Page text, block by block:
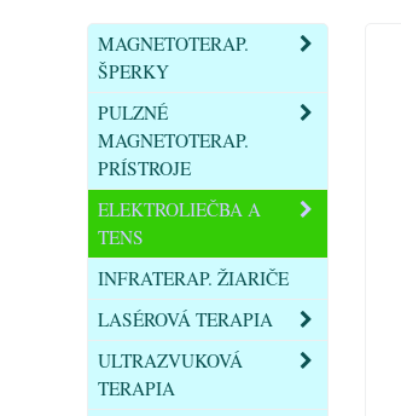
MAGNETOTERAP.
ŠPERKY
PULZNÉ
MAGNETOTERAP.
PRÍSTROJE
ELEKTROLIEČBA A
TENS
INFRATERAP. ŽIARIČE
LASÉROVÁ TERAPIA
ULTRAZVUKOVÁ
TERAPIA